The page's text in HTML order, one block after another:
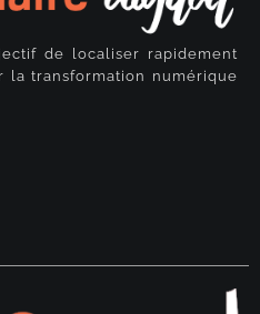
de localiser rapidement
la transformation numérique